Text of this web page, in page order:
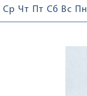
Ср Чт Пт Сб Вс Пн